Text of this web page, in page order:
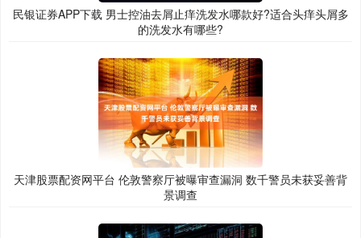
民银证券APP下载 男士控油去屑止痒洗发水哪款好?适合头痒头屑多
的洗发水有哪些?
天津股票配资网平台 伦敦警察厅被曝审查漏洞 数千警员未获妥善背
景调查